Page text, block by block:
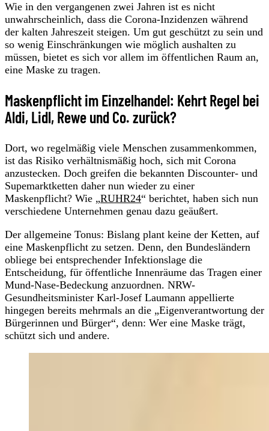
Wie in den vergangenen zwei Jahren ist es nicht
unwahrscheinlich, dass die Corona-Inzidenzen während
der kalten Jahreszeit steigen. Um gut geschützt zu sein und
so wenig Einschränkungen wie möglich aushalten zu
müssen, bietet es sich vor allem im öffentlichen Raum an,
eine Maske zu tragen.
Maskenpflicht im Einzelhandel: Kehrt Regel bei
Aldi, Lidl, Rewe und Co. zurück?
Dort, wo regelmäßig viele Menschen zusammenkommen,
ist das Risiko verhältnismäßig hoch, sich mit Corona
anzustecken. Doch greifen die bekannten Discounter- und
Supemarktketten daher nun wieder zu einer
Maskenpflicht? Wie „RUHR24“ berichtet, haben sich nun
verschiedene Unternehmen genau dazu geäußert.
Der allgemeine Tonus: Bislang plant keine der Ketten, auf
eine Maskenpflicht zu setzen. Denn, den Bundesländern
obliege bei entsprechender Infektionslage die
Entscheidung, für öffentliche Innenräume das Tragen einer
Mund-Nase-Bedeckung anzuordnen. NRW-
Gesundheitsminister Karl-Josef Laumann appellierte
hingegen bereits mehrmals an die „Eigenverantwortung der
Bürgerinnen und Bürger“, denn: Wer eine Maske trägt,
schützt sich und andere.